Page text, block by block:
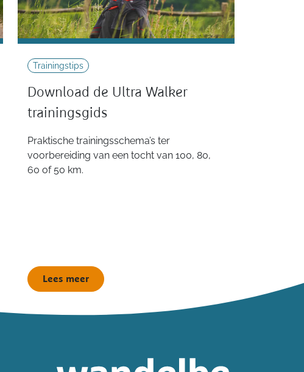
Trainingstips
Download de Ultra Walker
trainingsgids
Praktische trainingsschema’s ter
voorbereiding van een tocht van 100, 80,
60 of 50 km.
Lees meer